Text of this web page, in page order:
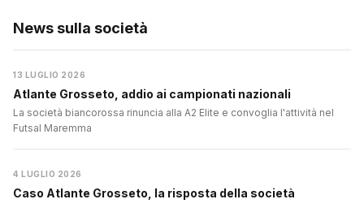
News sulla società
13 LUGLIO 2026
Atlante Grosseto, addio ai campionati nazionali
La società biancorossa rinuncia alla A2 Elite e convoglia l'attività nel
Futsal Maremma
4 LUGLIO 2026
Caso Atlante Grosseto, la risposta della società